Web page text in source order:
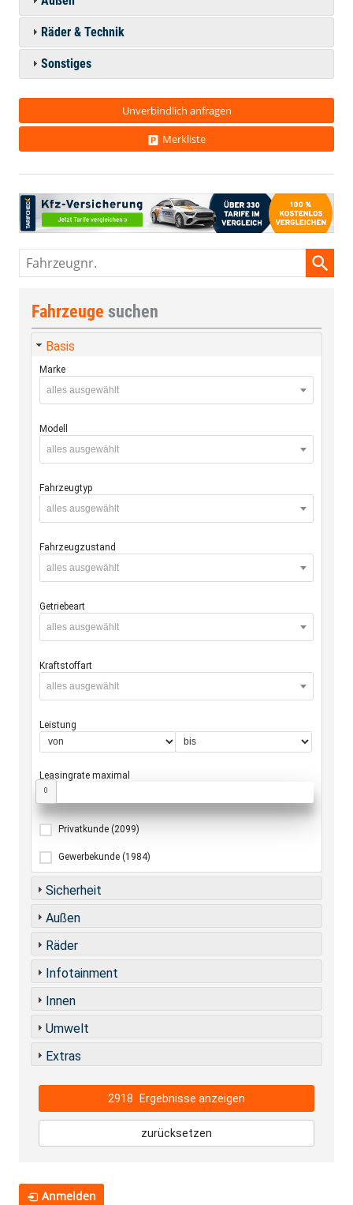
Räder & Technik
Sonstiges
Unverbindlich anfragen
Merkliste
Fahrzeugnr.
Fahrzeuge suchen
Basis
Marke
alles ausgewählt
Modell
alles ausgewählt
Fahrzeugtyp
alles ausgewählt
Fahrzeugzustand
alles ausgewählt
Getriebeart
alles ausgewählt
Kraftstoffart
alles ausgewählt
Leistung
Leasingrate maximal
0
Privatkunde (2099)
Gewerbekunde (1984)
Sicherheit
Außen
Räder
Infotainment
Innen
Umwelt
Extras
2918 Ergebnisse anzeigen
zurücksetzen
Anmelden